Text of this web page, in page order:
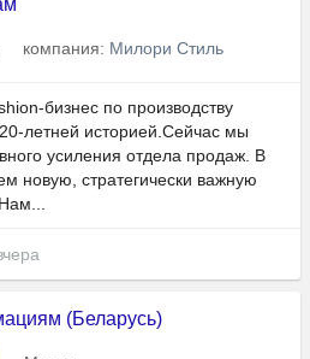
компания: Милори Стиль
бизнес по производству
летней историей.Сейчас мы
усиления отдела продаж. В
новую, стратегически важную
(Беларусь)